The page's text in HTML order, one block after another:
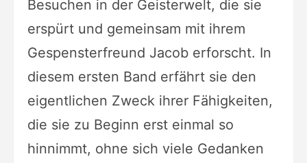
Besuchen in der Geisterwelt, die sie
erspürt und gemeinsam mit ihrem
Gespensterfreund Jacob erforscht. In
diesem ersten Band erfährt sie den
eigentlichen Zweck ihrer Fähigkeiten,
die sie zu Beginn erst einmal so
hinnimmt, ohne sich viele Gedanken